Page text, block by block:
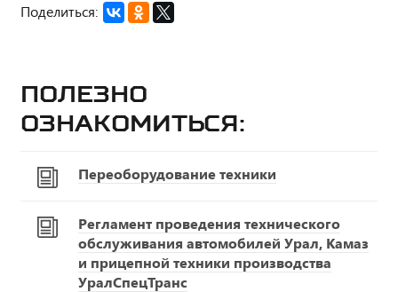
Поделиться:
Полезно
ознакомиться:
Переоборудование техники
Регламент проведения технического
обслуживания автомобилей Урал, Камаз
и прицепной техники производства
УралСпецТранс